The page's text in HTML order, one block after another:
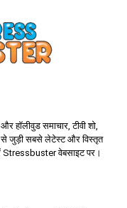
समाचार, टीवी शो,
से जुड़ी सबसे लेटेस्ट और विस्तृत
Stressbuster वेबसाइट पर।